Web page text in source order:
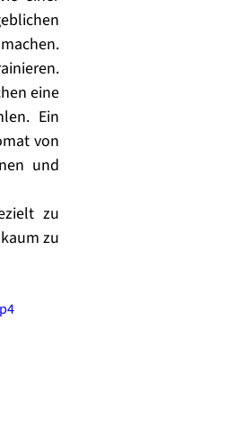
eine
Ein
von
und
zu
zu